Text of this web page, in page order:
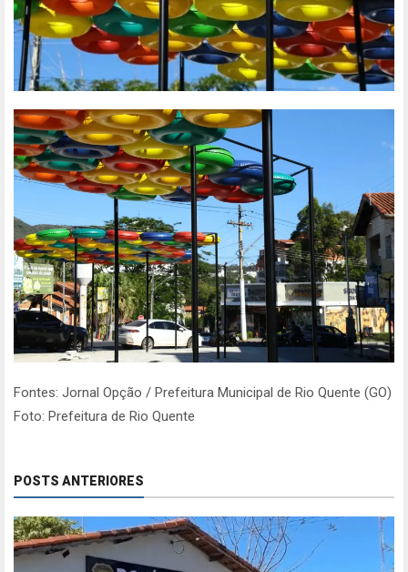
Fontes: Jornal Opção / Prefeitura Municipal de Rio Quente (GO)
Foto: Prefeitura de Rio Quente
POSTS ANTERIORES